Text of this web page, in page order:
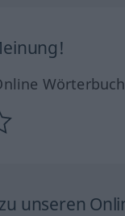
unseren